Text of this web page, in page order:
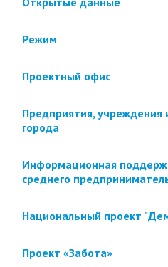
Режим
Проектный офис
Предприятия, учреждения
города
Информационная
среднего
Национальный проект
Проект «Забота»